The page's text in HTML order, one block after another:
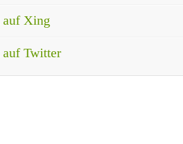
auf Xing
auf Twitter